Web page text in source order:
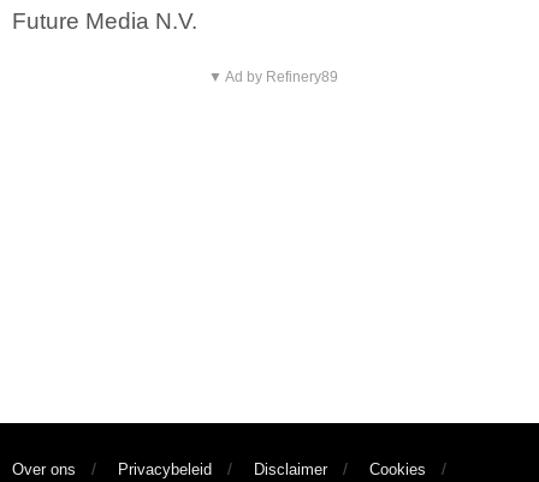
Future Media N.V.
▼ Ad by Refinery89
Over ons Privacybeleid Disclaimer Cookies